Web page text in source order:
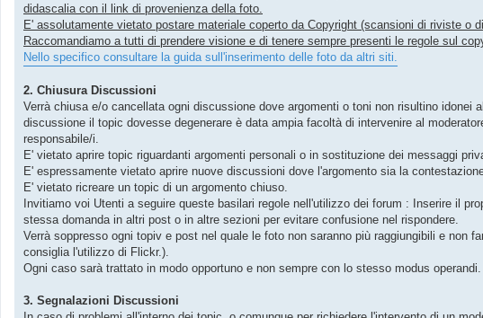
didascalia con il link di provenienza della foto.
E' assolutamente vietato postare materiale coperto da Copyright (scansioni di riviste o
Raccomandiamo a tutti di prendere visione e di tenere sempre presenti le regole sul
Nello specifico consultare la guida sull'inserimento delle foto da altri siti.
2. Chiusura Discussioni
Verrà chiusa e/o cancellata ogni discussione dove argomenti o toni non risultino
discussione il topic dovesse degenerare è data ampia facoltà di intervenire al
responsabile/i.
E' vietato aprire topic riguardanti argomenti personali o in sostituzione dei messaggi
E' espressamente vietato aprire nuove discussioni dove l'argomento sia la
E' vietato ricreare un topic di un argomento chiuso.
Invitiamo voi Utenti a seguire queste basilari regole nell'utilizzo dei forum : Inserire il
stessa domanda in altri post o in altre sezioni per evitare confusione nel rispondere.
Verrà soppresso ogni topiv e post nel quale le foto non saranno più raggiungibili e
consiglia l'utilizzo di Flickr.).
Ogni caso sarà trattato in modo opportuno e non sempre con lo stesso modus operandi.
3. Segnalazioni Discussioni